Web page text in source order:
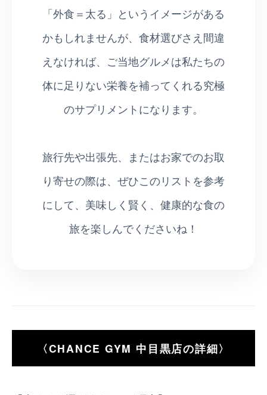
「外食＝太る」というイメージがある
かもしれませんが、食材選びさえ間違
えなければ、ご当地グルメは私たちの
体に足りない栄養を補ってくれる究極
のサプリメントになります。
旅行先や出張先、またはお家でのお取
り寄せの際は、ぜひこのリストを参考
にして、美味しく賢く、健康的な食の
旅を楽しんでくださいね！
〈CHANCE GYM 中目黒店の詳細〉